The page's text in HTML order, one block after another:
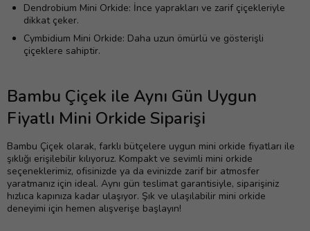
Dendrobium Mini Orkide: İnce yaprakları ve zarif çiçekleriyle
dikkat çeker.
Cymbidium Mini Orkide: Daha uzun ömürlü ve gösterişli
çiçeklere sahiptir.
Bambu Çiçek ile Aynı Gün Uygun
Fiyatlı Mini Orkide Siparişi
Bambu Çiçek olarak, farklı bütçelere uygun mini orkide fiyatları ile
şıklığı erişilebilir kılıyoruz. Kompakt ve sevimli mini orkide
seçeneklerimiz, ofisinizde ya da evinizde zarif bir atmosfer
yaratmanız için ideal. Aynı gün teslimat garantisiyle, siparişiniz
hızlıca kapınıza kadar ulaşıyor. Şık ve ulaşılabilir mini orkide
deneyimi için hemen alışverişe başlayın!